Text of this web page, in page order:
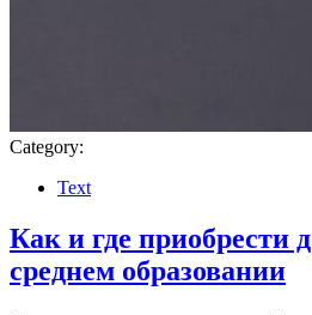
Category:
Text
Как и где приобрести
среднем образовании